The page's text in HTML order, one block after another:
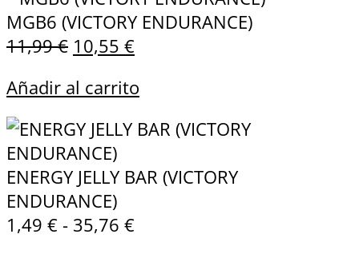
MGB6 (VICTORY ENDURANCE)
11,99€ 10,55 €
Añadir al carrito
ENERGY JELLY BAR (VICTORY
ENDURANCE)
1,49 € - 35,76 €